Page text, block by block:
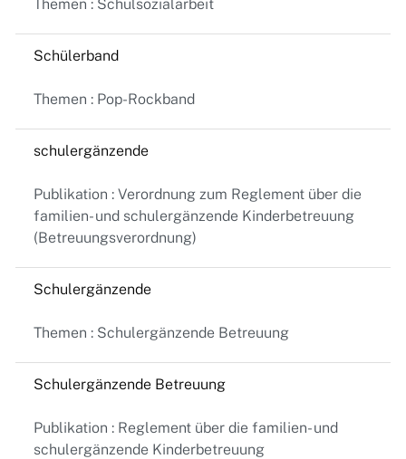
Themen : Schulsozialarbeit
Schülerband
Themen : Pop-Rockband
schulergänzende
Publikation : Verordnung zum Reglement über die
familien- und schulergänzende Kinderbetreuung
(Betreuungsverordnung)
Schulergänzende
Themen : Schulergänzende Betreuung
Schulergänzende Betreuung
Publikation : Reglement über die familien- und
schulergänzende Kinderbetreuung